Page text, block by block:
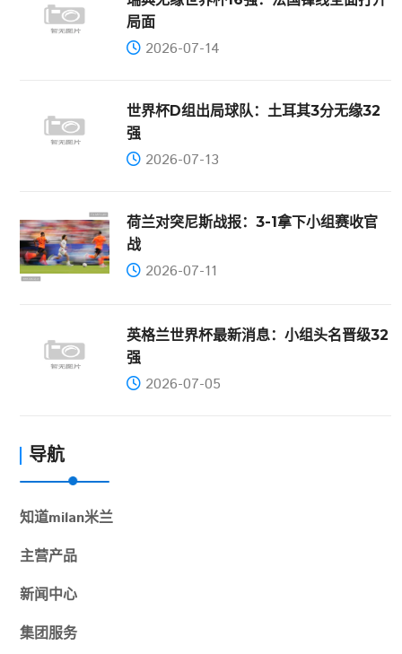
局面
2026-07-14
世界杯D组出局球队：土耳其3分无缘32
强
2026-07-13
荷兰对突尼斯战报：3-1拿下小组赛收官
战
2026-07-11
英格兰世界杯最新消息：小组头名晋级32
强
2026-07-05
导航
知道milan米兰
主营产品
新闻中心
集团服务